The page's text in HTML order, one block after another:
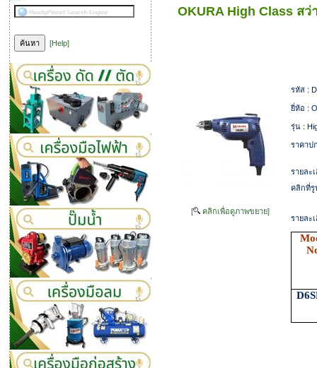
[Help]
OKURA High Class ส
[ คลิกเพื่อดูภาพขยาย]
รหัส :
ยี่ห้อ :
รุ่น :
ราคาป
รายละ
คลิกที่รู
รายละ